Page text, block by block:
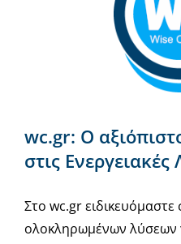
wc.gr: Ο
στις
Στο wc.gr
ολοκληρωμένων λύσεων